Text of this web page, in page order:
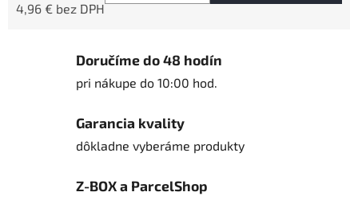
4,96 € bez DPH
Doručíme do 48 hodín
pri nákupe do 10:00 hod.
Garancia kvality
dôkladne vyberáme produkty
Z-BOX a ParcelShop